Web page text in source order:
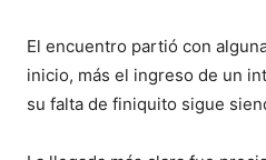
El encuentro partió con
inicio, más el ingreso de un
su falta de finiquito sigue